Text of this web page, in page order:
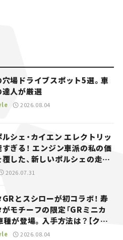
場ドライブスポット5選。車
達人が厳選
2026.08.04
シェ・カイエン エレクトリッ
ぎる！ エンジン車派の私の価
した、新しいポルシェの走
2026.07.31
GRとスシローが初コラボ！ 寿
モチーフの限定「GRミニカ
種が登場。入手方法は？【クル
ー】2026.08.04